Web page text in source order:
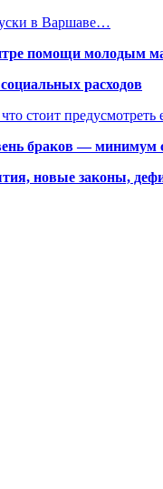
в Варшаве…
помощи молодым
расходов
стоит предусмотреть
браков — минимум
новые законы,